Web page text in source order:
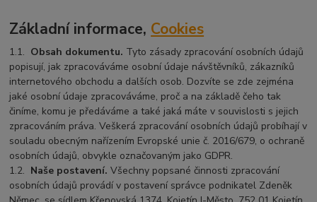
Základní informace, Cookies
1.1. Obsah dokumentu. Tyto zásady zpracování osobních údajů
popisují, jak zpracováváme osobní údaje návštěvníků, zákazníků
internetového obchodu a dalších osob. Dozvíte se zde zejména
jaké osobní údaje zpracováváme, proč a na základě čeho tak
činíme, komu je předáváme a také jaká máte v souvislosti s jejich
zpracováním práva. Veškerá zpracování osobních údajů probíhají v
souladu obecným nařízením Evropské unie č. 2016/679, o ochraně
osobních údajů, obvykle označovaným jako GDPR.
1.2. Naše postavení. Všechny popsané činnosti zpracování
osobních údajů provádí v postavení správce podnikatel Zdeněk